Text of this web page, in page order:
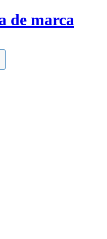
de marca